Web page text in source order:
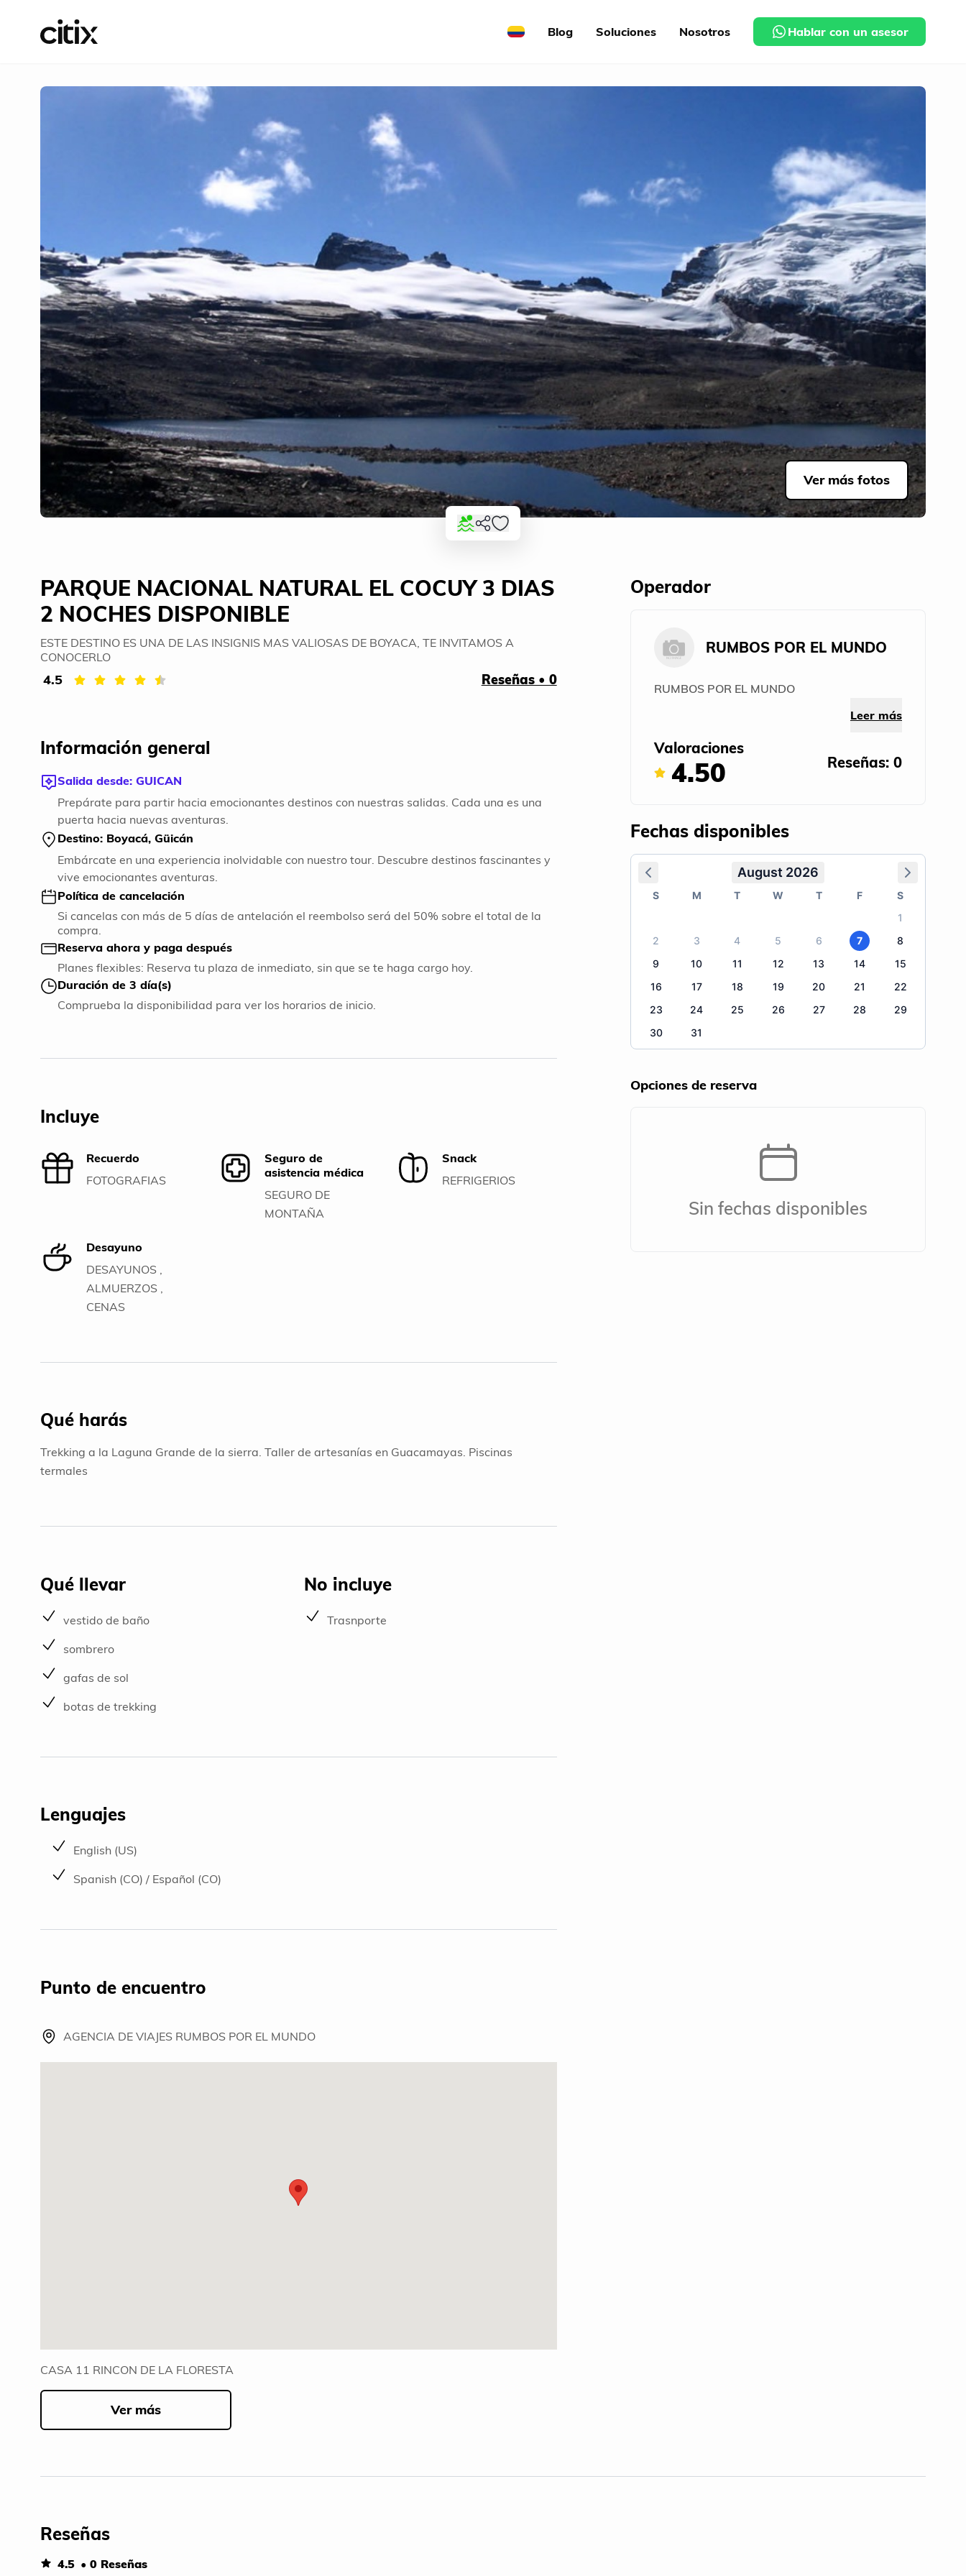
Blog Soluciones Nosotros Hablar con un asesor
Ver más fotos
PARQUE NACIONAL NATURAL EL COCUY 3 DIAS
2 NOCHES DISPONIBLE
ESTE DESTINO ES UNA DE LAS INSIGNIS MAS VALIOSAS DE BOYACA, TE INVITAMOS A
CONOCERLO
4.5 Reseñas • 0
Información general
Salida desde: GUICAN
Prepárate para partir hacia emocionantes destinos con nuestras salidas. Cada una es una
puerta hacia nuevas aventuras.
Destino: Boyacá, Güicán
Embárcate en una experiencia inolvidable con nuestro tour. Descubre destinos fascinantes y
vive emocionantes aventuras.
Política de cancelación
Si cancelas con más de 5 días de antelación el reembolso será del 50% sobre el total de la
compra.
Reserva ahora y paga después
Planes flexibles: Reserva tu plaza de inmediato, sin que se te haga cargo hoy.
Duración de 3 día(s)
Comprueba la disponibilidad para ver los horarios de inicio.
Incluye
Recuerdo
FOTOGRAFIAS
Seguro de
asistencia médica
SEGURO DE
MONTAÑA
Snack
REFRIGERIOS
Desayuno
DESAYUNOS ,
ALMUERZOS ,
CENAS
Qué harás
Trekking a la Laguna Grande de la sierra. Taller de artesanías en Guacamayas. Piscinas
termales
Qué llevar
vestido de baño
sombrero
gafas de sol
botas de trekking
No incluye
Trasnporte
Lenguajes
English (US)
Spanish (CO) / Español (CO)
Punto de encuentro
AGENCIA DE VIAJES RUMBOS POR EL MUNDO
CASA 11 RINCON DE LA FLORESTA
Ver más
Operador
RUMBOS POR EL MUNDO
RUMBOS POR EL MUNDO
Leer más
Valoraciones
4.50 Reseñas: 0
Fechas disponibles
August 2026
S M T W T F
S
1
2
3 4 5 6 7
8
9
10 11 12 13 14
15
16
17 18 19 20 21
22
23
24 25 26 27 28
29
30
31
Opciones de reserva
Sin fechas disponibles
Reseñas
4.5 • 0 Reseñas